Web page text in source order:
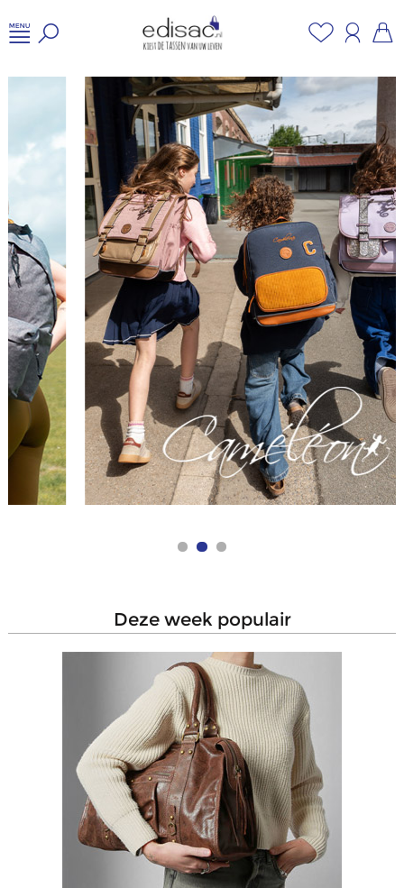
deze week populair